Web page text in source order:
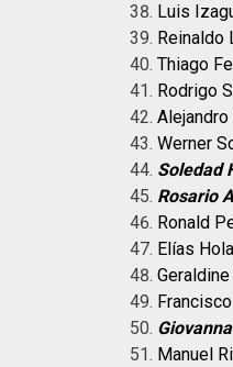
Luis
Reinaldo
Thiago
Rodrigo
Werner
Soledad
Rosario
Ronald
Elías
Manuel